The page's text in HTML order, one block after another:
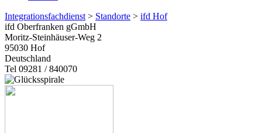
Integrationsfachdienst > Standorte > ifd Hof
ifd Oberfranken gGmbH
Moritz-Steinhäuser-Weg 2
95030 Hof
Deutschland
Tel 09281 / 840070